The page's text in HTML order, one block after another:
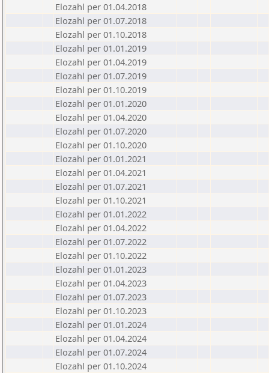
Elozahl per 01.04.2018
Elozahl per 01.07.2018
Elozahl per 01.10.2018
Elozahl per 01.01.2019
Elozahl per 01.04.2019
Elozahl per 01.07.2019
Elozahl per 01.10.2019
Elozahl per 01.01.2020
Elozahl per 01.04.2020
Elozahl per 01.07.2020
Elozahl per 01.10.2020
Elozahl per 01.01.2021
Elozahl per 01.04.2021
Elozahl per 01.07.2021
Elozahl per 01.10.2021
Elozahl per 01.01.2022
Elozahl per 01.04.2022
Elozahl per 01.07.2022
Elozahl per 01.10.2022
Elozahl per 01.01.2023
Elozahl per 01.04.2023
Elozahl per 01.07.2023
Elozahl per 01.10.2023
Elozahl per 01.01.2024
Elozahl per 01.04.2024
Elozahl per 01.07.2024
Elozahl per 01.10.2024